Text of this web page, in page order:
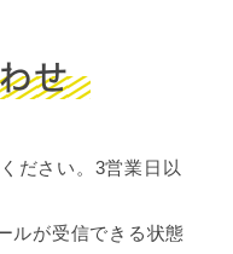
せ
ださい。3営業日以
ルが受信できる状態